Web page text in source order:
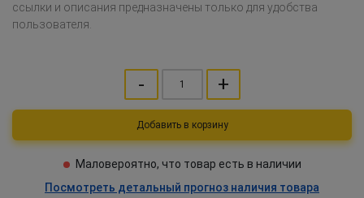
ссылки и описания предназначены только для удобства
пользователя.
- +
Добавить в корзину
Маловероятно, что товар есть в наличии
Посмотреть детальный прогноз наличия товара